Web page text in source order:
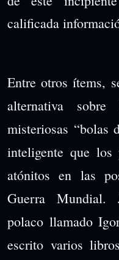
calificada
Entre otros ítems,
alternativa
misteriosas “bolas
inteligente que los
atónitos en las
Guerra Mundial.
polaco llamado
escrito varios